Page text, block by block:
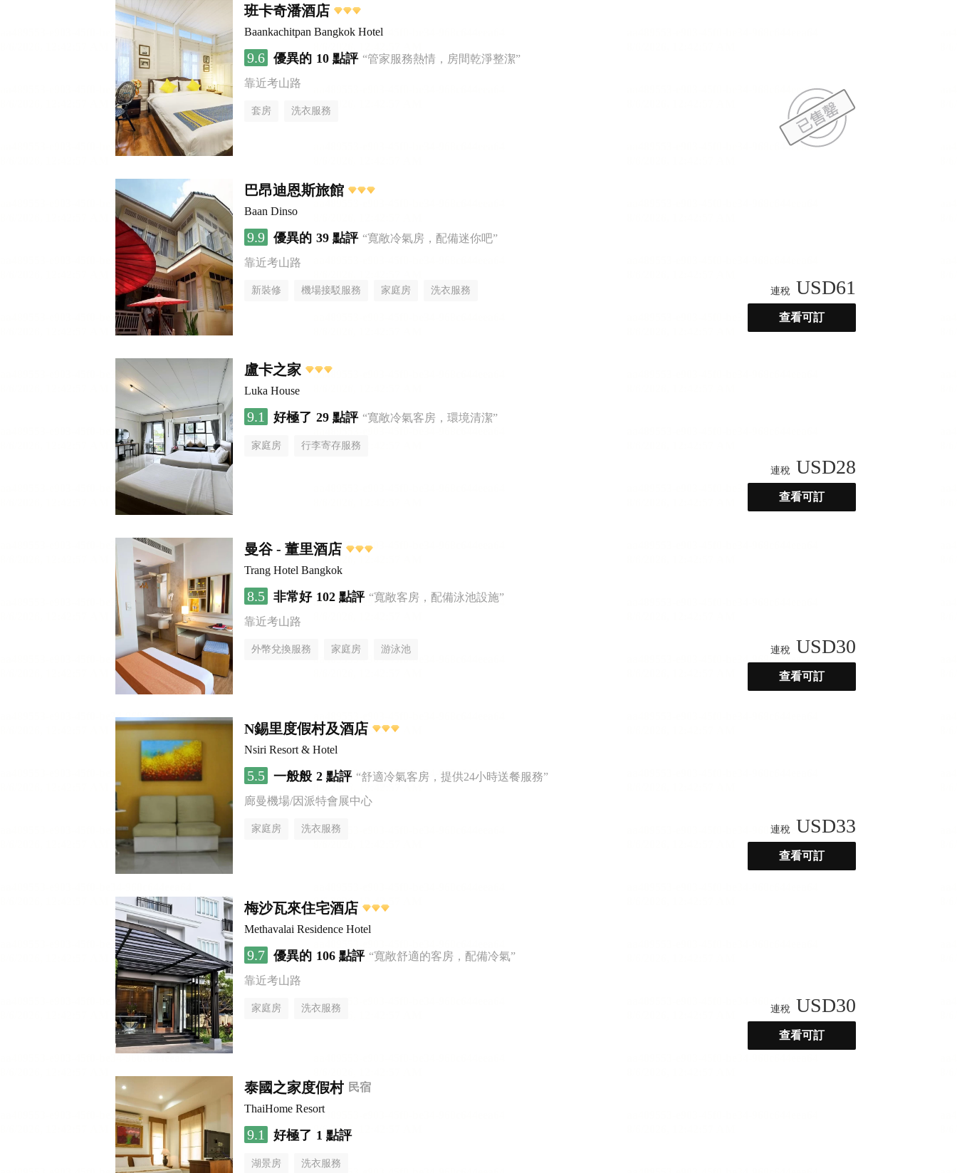
班卡奇潘酒店
Baankachitpan Bangkok Hotel
9.6 優異的 10 點評 “管家服務熱情，房間乾淨整潔”
靠近考山路
套房 洗衣服務
巴昂迪恩斯旅館
Baan Dinso
9.9 優異的 39 點評 “寬敞冷氣房，配備迷你吧”
靠近考山路
新裝修 機場接駁服務 家庭房 洗衣服務 連稅 USD61
查看可訂
盧卡之家
Luka House
9.1 好極了 29 點評 “寬敞冷氣客房，環境清潔”
家庭房 行李寄存服務
連稅 USD28
查看可訂
曼谷 - 董里酒店
Trang Hotel Bangkok
8.5 非常好 102 點評 “寬敞客房，配備泳池設施”
靠近考山路
外幣兌換服務 家庭房 游泳池 連稅 USD30
查看可訂
N錫里度假村及酒店
Nsiri Resort & Hotel
5.5 一般般 2 點評 “舒適冷氣客房，提供24小時送餐服務”
廊曼機場/因派特會展中心
家庭房 洗衣服務 連稅 USD33
查看可訂
梅沙瓦來住宅酒店
Methavalai Residence Hotel
9.7 優異的 106 點評 “寬敞舒適的客房，配備冷氣”
靠近考山路
家庭房 洗衣服務 連稅 USD30
查看可訂
泰國之家度假村 民宿
ThaiHome Resort
9.1 好極了 1 點評
湖景房 洗衣服務